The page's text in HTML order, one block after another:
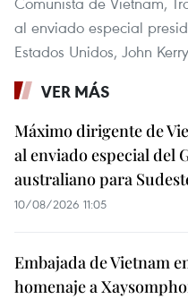
al enviado especial
Estados Unidos, John
VER MÁS
Máximo dirigente de
al enviado especial del
australiano para
10/08/2026 11:05
Embajada de Vietnam
homenaje a